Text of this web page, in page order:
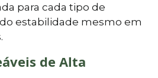
para cada tipo de
estabilidade mesmo em
de Alta